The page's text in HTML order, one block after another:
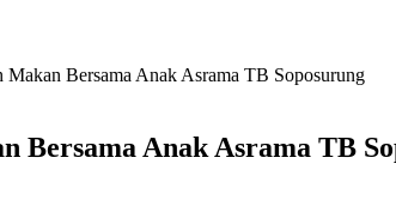
Makan Bersama Anak Asrama TB Soposurung
Bersama Anak Asrama TB